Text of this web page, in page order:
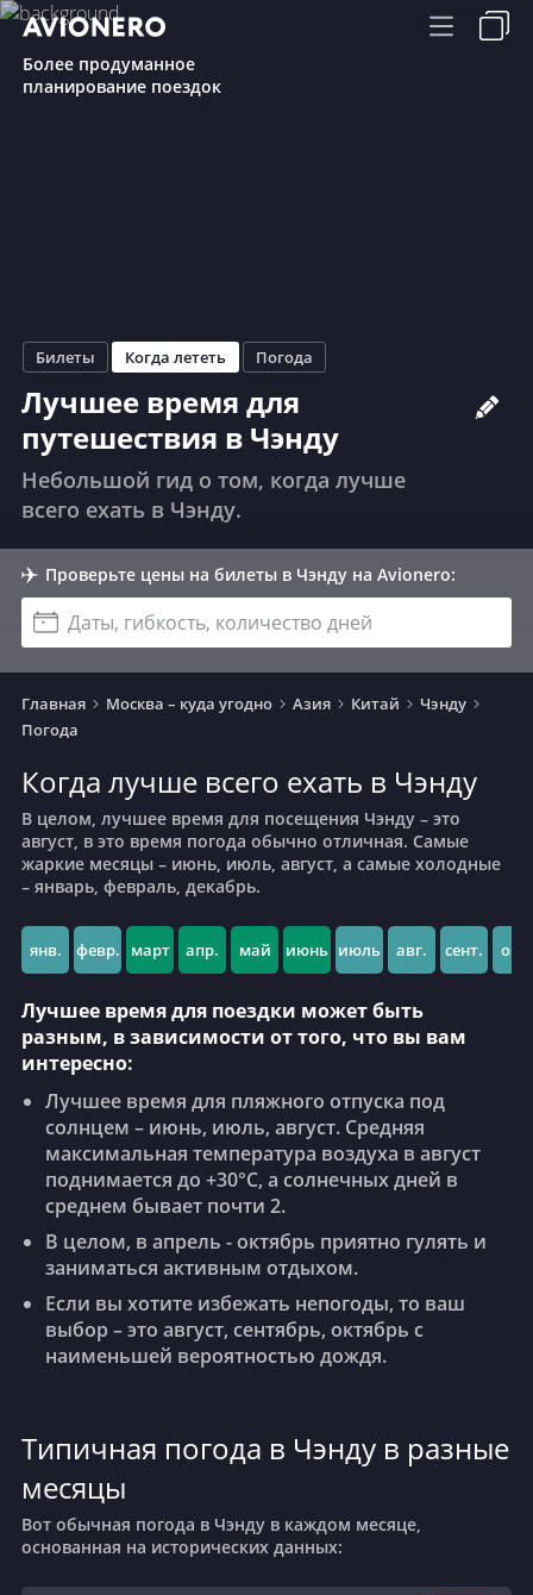
Более продуманное
планирование поездок
Билеты Когда лететь Погода
Лучшее время для
путешествия в Чэнду
Небольшой гид о том, когда лучше
всего ехать в Чэнду.
Проверьте цены на билеты в Чэнду на Avionero:
Даты, гибкость, количество дней
Главная Москва – куда угодно Азия Китай
Чэнду
Погода
Когда лучше всего ехать в Чэнду
В целом, лучшее время для посещения Чэнду – это
август, в это время погода обычно отличная. Самые
жаркие месяцы – июнь, июль, август, а самые холодные
– январь, февраль, декабрь.
янв. февр. март апр. май июнь июль авг. сент. окт.
Лучшее время для поездки может быть
разным, в зависимости от того, что вы вам
интересно:
Лучшее время для пляжного отпуска под
солнцем – июнь, июль, август. Средняя
максимальная температура воздуха в август
поднимается до +30°C, а солнечных дней в
среднем бывает почти 2.
В целом, в апрель - октябрь приятно гулять и
заниматься активным отдыхом.
Если вы хотите избежать непогоды, то ваш
выбор – это август, сентябрь, октябрь с
наименьшей вероятностью дождя.
Типичная погода в Чэнду в разные
месяцы
Вот обычная погода в Чэнду в каждом месяце,
основанная на исторических данных: